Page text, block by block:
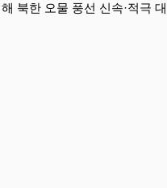
북한 오물 풍선 신속·적극 대